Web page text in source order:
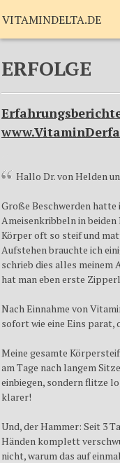
ERFOLGE
Hallo Dr. von Helden
Große Beschwerden hatte
Ameisenkribbeln in beiden
Körper oft so steif und
Aufstehen brauchte ich
schrieb dies alles meinem
hat man eben erste
Nach Einnahme von
sofort wie eine Eins parat,
Meine gesamte
am Tage nach langem
einbiegen, sondern flitze
klarer!
Und, der Hammer: Seit 3
Händen komplett
nicht, warum das auf
VITAMINDELTA.DE